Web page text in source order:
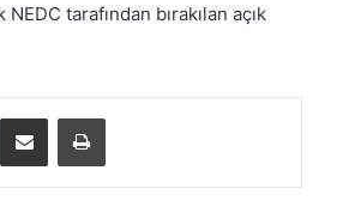
tarafından bırakılan açık